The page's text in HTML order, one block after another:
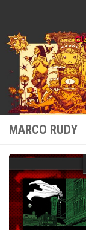
MARCO RUDY